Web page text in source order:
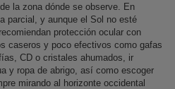
la zona dónde se observe. En
parcial, y aunque el Sol no esté
protección ocular con
caseros y poco efectivos como gafas
CD o cristales ahumados, ir
y ropa de abrigo, así como escoger
mirando al horizonte occidental